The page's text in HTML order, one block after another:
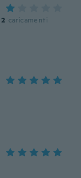
2 caricamenti